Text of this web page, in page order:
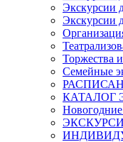
Экскурсии
Экскурсии
Торжества
Семейные
КАТАЛОГ